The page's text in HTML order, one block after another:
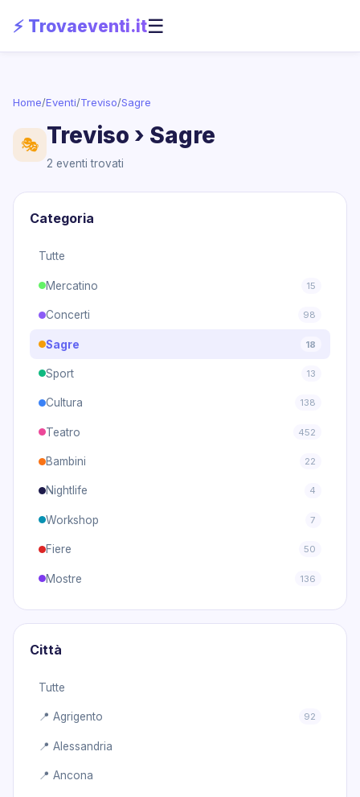
⚡ Trovaeventi.it☰
Home/Eventi/Treviso/Sagre
🎭 Treviso › Sagre
2 eventi trovati
Categoria
Tutte
Mercatino 15
Concerti 98
Sagre 18
Sport 13
Cultura 138
Teatro 452
Bambini 22
Nightlife 4
Workshop 7
Fiere 50
Mostre 136
Città
Tutte
📍 Agrigento 92
📍 Alessandria
📍 Ancona